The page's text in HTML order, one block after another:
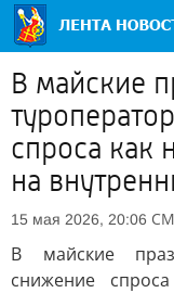
В майские
спроса как
на
15 мая 2026, 20:06
В майские
снижение